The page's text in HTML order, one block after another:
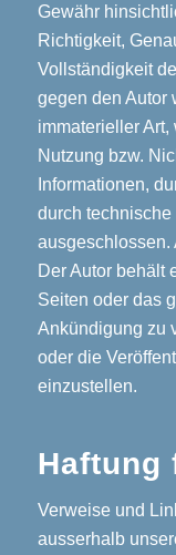
Gewähr
Richtigkeit,
Vollständigkeit
gegen den Autor
immaterieller
Nutzung bzw.
Informationen,
durch
ausgeschlossen.
Der Autor behält
Seiten oder das
Ankündigung zu
oder die
einzustellen.
Haftung
Verweise und
ausserhalb